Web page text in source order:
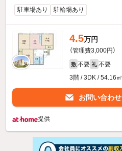
駐車場あり 駐輪場あり
4.5万円
（管理費3,000円）
敷 不要 礼 不要
3階 / 3DK / 54.16㎡
お問い合わせ
提供